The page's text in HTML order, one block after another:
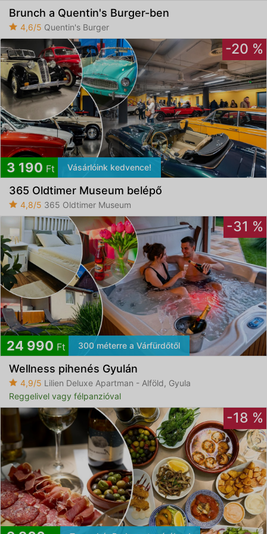
Brunch a Quentin's Burger-ben
4,6/5 Quentin's Burger
-20 %
3 190 Ft Vásárlóink kedvence!
365 Oldtimer Museum belépő
4,8/5 365 Oldtimer Museum
-31 %
24 990 Ft 300 méterre a Várfürdőtől
Wellness pihenés Gyulán
4,9/5 Lilien Deluxe Apartman - Alföld, Gyula
Reggelivel vagy félpanzióval
-18 %